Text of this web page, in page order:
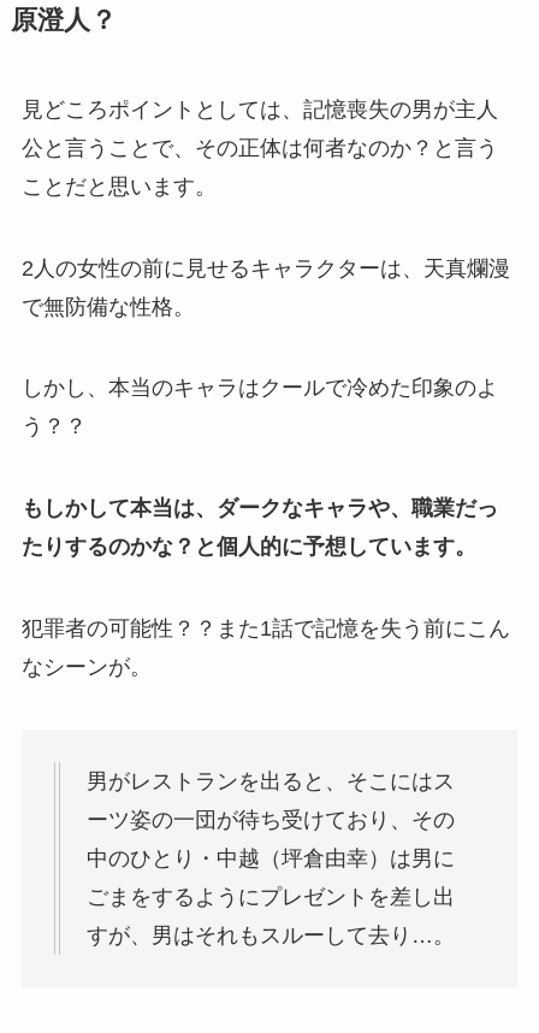
原澄人？
見どころポイントとしては、記憶喪失の男が主人
公と言うことで、その正体は何者なのか？と言う
ことだと思います。
2人の女性の前に見せるキャラクターは、 天真爛漫
で無防備な性格。
しかし、本当のキャラはクールで冷めた印象のよ
う？？
もしかして本当は、ダークなキャラや、職業だっ
たりするのかな？と個人的に予想しています。
犯罪者の可能性？？また1話で記憶を失う前にこん
なシーンが。
男がレストランを出ると、そこにはス
ーツ姿の一団が待ち受けており、その
中のひとり・中越（坪倉由幸）は男に
ごまをするようにプレゼントを差し出
すが、男はそれもスルーして去り…。